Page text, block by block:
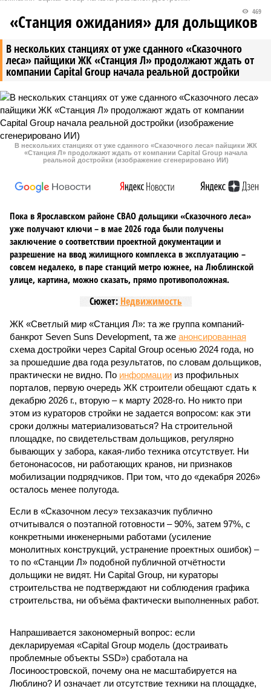
В нескольких станциях от уже сданного «Сказочного
леса» пайщики ЖК «Станция Л» продолжают ждать от
компании Capital Group начала реальной достройки
469
«Станция ожидания» для дольщиков
В нескольких станциях от уже сданного «Сказочного леса» пайщики ЖК
«Станция Л» продолжают ждать от компании Capital Group начала
реальной достройки (изображение сгенерировано ИИ)
Пока в Ярославском районе СВАО дольщики «Сказочного леса»
уже получают ключи – в мае 2026 года были получены
заключение о соответствии проектной документации и
разрешение на ввод жилищного комплекса в эксплуатацию –
совсем недалеко, в паре станций метро южнее, на Люблинской
улице, картина, можно сказать, прямо противоположная.
Сюжет: Недвижимость
ЖК «Светлый мир «Станция Л»: та же группа компаний-
банкрот Seven Suns Development, та же анонсированная
схема достройки через Capital Group осенью 2024 года, но
за прошедшие два года результатов, по словам дольщиков,
практически не видно. По информации из профильных
порталов, первую очередь ЖК строители обещают сдать к
декабрю 2026 г., вторую – к марту 2028-го. Но никто при
этом из кураторов стройки не задается вопросом: как эти
сроки должны материализоваться? На строительной
площадке, по свидетельствам дольщиков, регулярно
бывающих у забора, какая-либо техника отсутствует. Ни
бетононасосов, ни работающих кранов, ни признаков
мобилизации подрядчиков. При том, что до «декабря 2026»
осталось менее полугода.
Если в «Сказочном лесу» техзаказчик публично
отчитывался о поэтапной готовности – 90%, затем 97%, с
конкретными инженерными работами (усиление
монолитных конструкций, устранение проектных ошибок) –
то по «Станции Л» подобной публичной отчётности
дольщики не видят. Ни Capital Group, ни кураторы
строительства не подтверждают ни соблюдения графика
строительства, ни объёма фактически выполненных работ.
Напрашивается закономерный вопрос: если
декларируемая «Capital Group модель (достраивать
проблемные объекты SSD») сработала на
Лосиноостровской, почему она не масштабируется на
Люблино? И означает ли отсутствие техники на площадке,